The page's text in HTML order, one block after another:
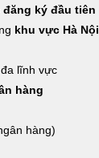
ký đầu tiên
khu vực Hà Nội
lĩnh vực
hàng
hàng)